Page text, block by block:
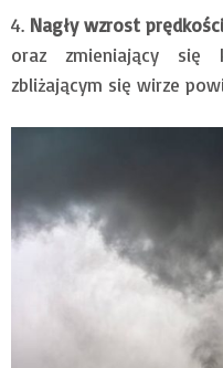
Nagły wzrost
oraz zmieniający się
zbliżającym się wirze